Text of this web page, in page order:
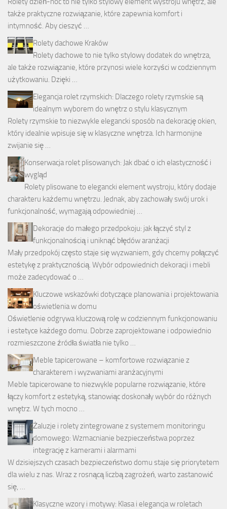
także praktyczne rozwiązanie, które zapewnia komfort i
intymność. Aby cieszyć …
Rolety dachowe Kraków
Rolety dachowe to nie tylko stylowy dodatek do wnętrza,
ale także rozwiązanie, które przynosi wiele korzyści w codziennym
użytkowaniu. Dzięki …
Elegancja rolet rzymskich: Dlaczego rolety rzymskie są
idealnym wyborem do wnętrz o stylu klasycznym
Rolety rzymskie to niezwykle elegancki sposób na dekorację okien,
który idealnie wpisuje się w klasyczne wnętrza. Ich harmonijne
zwijanie się …
Konserwacja rolet plisowanych: Jak dbać o ich elastyczność i
wygląd
Rolety plisowane to elegancki element wystroju, który dodaje
charakteru każdemu wnętrzu. Jednak, aby zachowały swój urok i
funkcjonalność, wymagają odpowiedniej …
Dekoracje do małego przedpokoju: jak łączyć styl z
funkcjonalnością i uniknąć błędów aranżacji
Mały przedpokój często staje się wyzwaniem, gdy chcemy połączyć
estetykę z praktycznością. Wybór odpowiednich dekoracji i mebli
może zadecydować o …
Kluczowe wskazówki dotyczące planowania i projektowania
oświetlenia w domu
Oświetlenie odgrywa kluczową rolę w codziennym funkcjonowaniu
i estetyce każdego domu. Dobrze zaprojektowane i odpowiednio
rozmieszczone źródła światła nie tylko …
Meble tapicerowane – komfortowe rozwiązanie z
charakterem i wyzwaniami aranżacyjnymi
Meble tapicerowane to niezwykle popularne rozwiązanie, które
łączy komfort z estetyką, stanowiąc doskonały wybór do różnych
wnętrz. W tych mocno …
Żaluzje i rolety zintegrowane z systemem monitoringu
domowego: Wzmacnianie bezpieczeństwa poprzez
integrację z kamerami i alarmami
W dzisiejszych czasach bezpieczeństwo domu staje się priorytetem
dla wielu z nas. Wraz z rosnącą liczbą zagrożeń, warto zastanowić
się, …
Klasyczne wzory i motywy: Klasa i elegancja w roletach